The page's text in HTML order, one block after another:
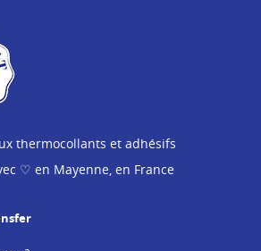
thermocollants et adhésifs
♡ en Mayenne, en France